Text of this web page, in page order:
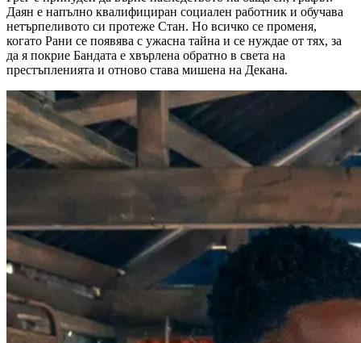
Даян е напълно квалифициран социален работник и обучава
нетърпеливото си протеже Стан. Но всичко се променя,
когато Рани се появява с ужасна тайна и се нуждае от тях, за
да я покрие Бандата е хвърлена обратно в света на
престъпленията и отново става мишена на Декана.